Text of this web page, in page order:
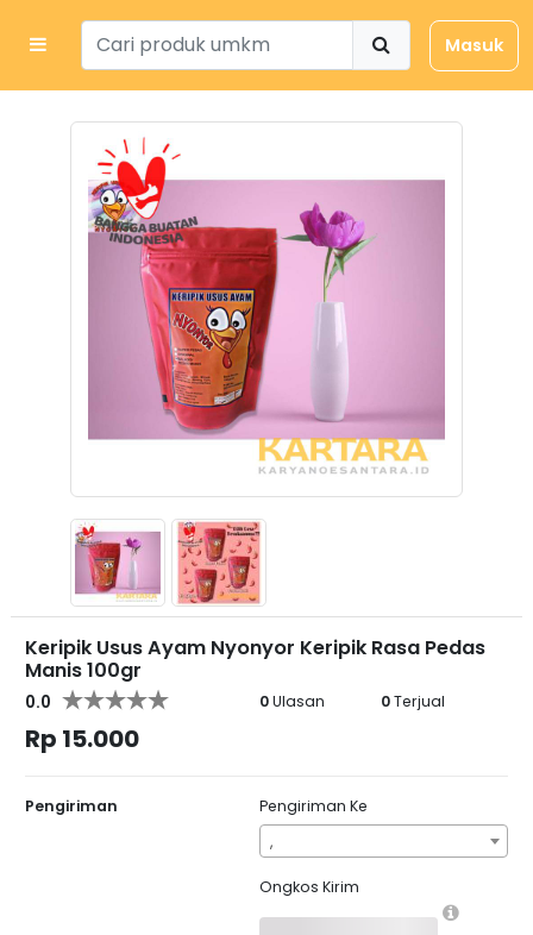
Masuk
Keripik Usus Ayam Nyonyor Keripik Rasa Pedas
Manis 100gr
0.0 0Ulasan 0Terjual
Rp 15.000
Pengiriman
Pengiriman Ke
,
Ongkos Kirim